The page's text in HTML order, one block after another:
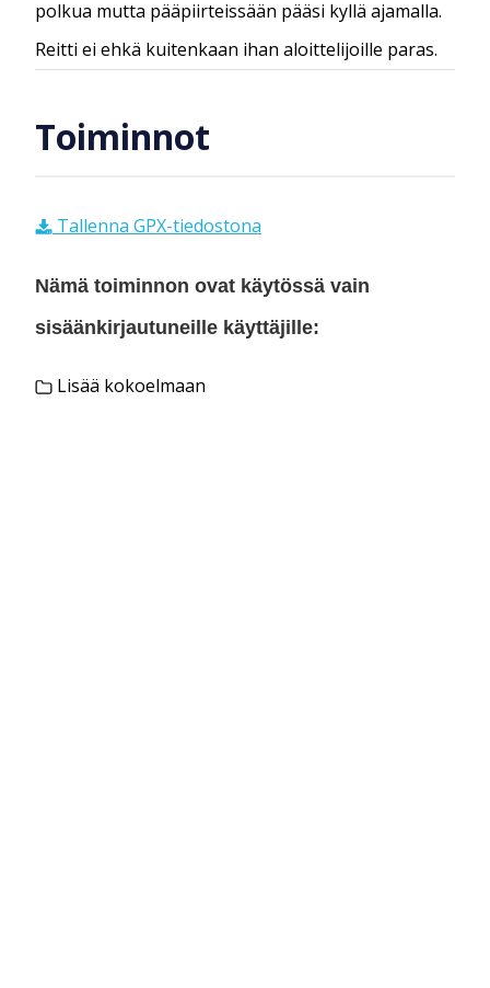
polkua mutta pääpiirteissään pääsi kyllä ajamalla.
Reitti ei ehkä kuitenkaan ihan aloittelijoille paras.
Toiminnot
Tallenna GPX-tiedostona
Nämä toiminnon ovat käytössä vain
sisäänkirjautuneille käyttäjille:
Lisää kokoelmaan